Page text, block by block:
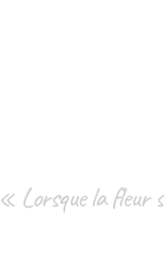
« Lorsque la fleur